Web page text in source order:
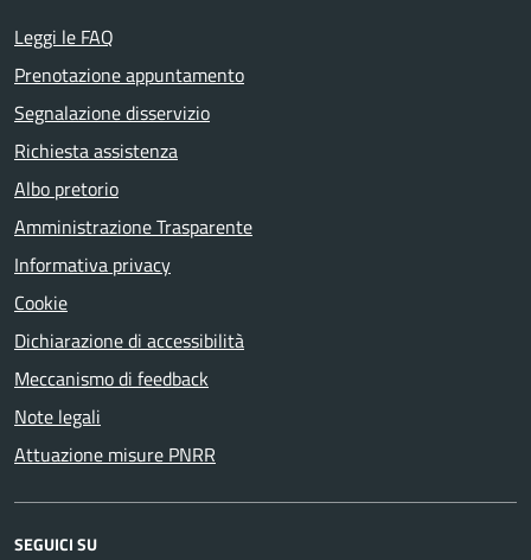
Leggi le FAQ
Prenotazione appuntamento
Segnalazione disservizio
Richiesta assistenza
Albo pretorio
Amministrazione Trasparente
Informativa privacy
Cookie
Dichiarazione di accessibilità
Meccanismo di feedback
Note legali
Attuazione misure PNRR
SEGUICI SU